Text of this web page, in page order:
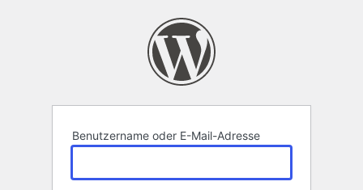
Benutzername oder E-Mail-Adresse